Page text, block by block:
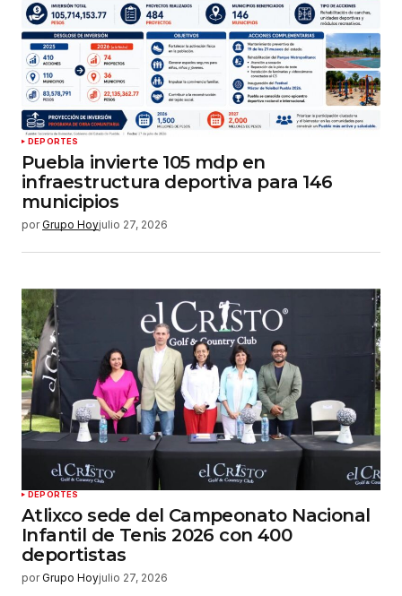
DEPORTES
Puebla invierte 105 mdp en
infraestructura deportiva para 146
municipios
por Grupo Hoyjulio 27, 2026
DEPORTES
Atlixco sede del Campeonato Nacional
Infantil de Tenis 2026 con 400
deportistas
por Grupo Hoyjulio 27, 2026